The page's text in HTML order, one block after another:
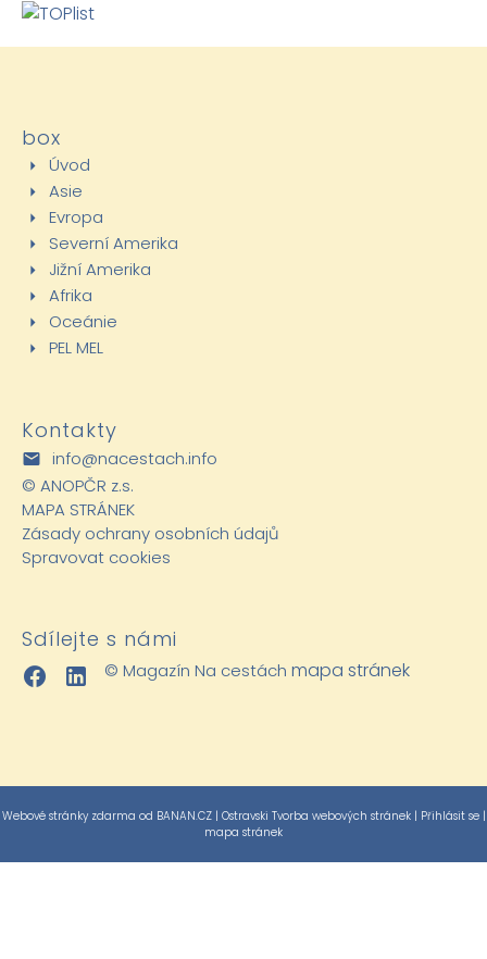
box
Úvod
Asie
Evropa
Severní Amerika
Jižní Amerika
Afrika
Oceánie
PEL MEL
Kontakty
info@nacestach.info
© ANOPČR z.s.
MAPA STRÁNEK
Zásady ochrany osobních údajů
Spravovat cookies
Sdílejte s námi
© Magazín Na cestách mapa stránek
Webové stránky zdarma od BANAN.CZ| Ostravski Tvorba webových stránek | Přihlásit se |
mapa stránek